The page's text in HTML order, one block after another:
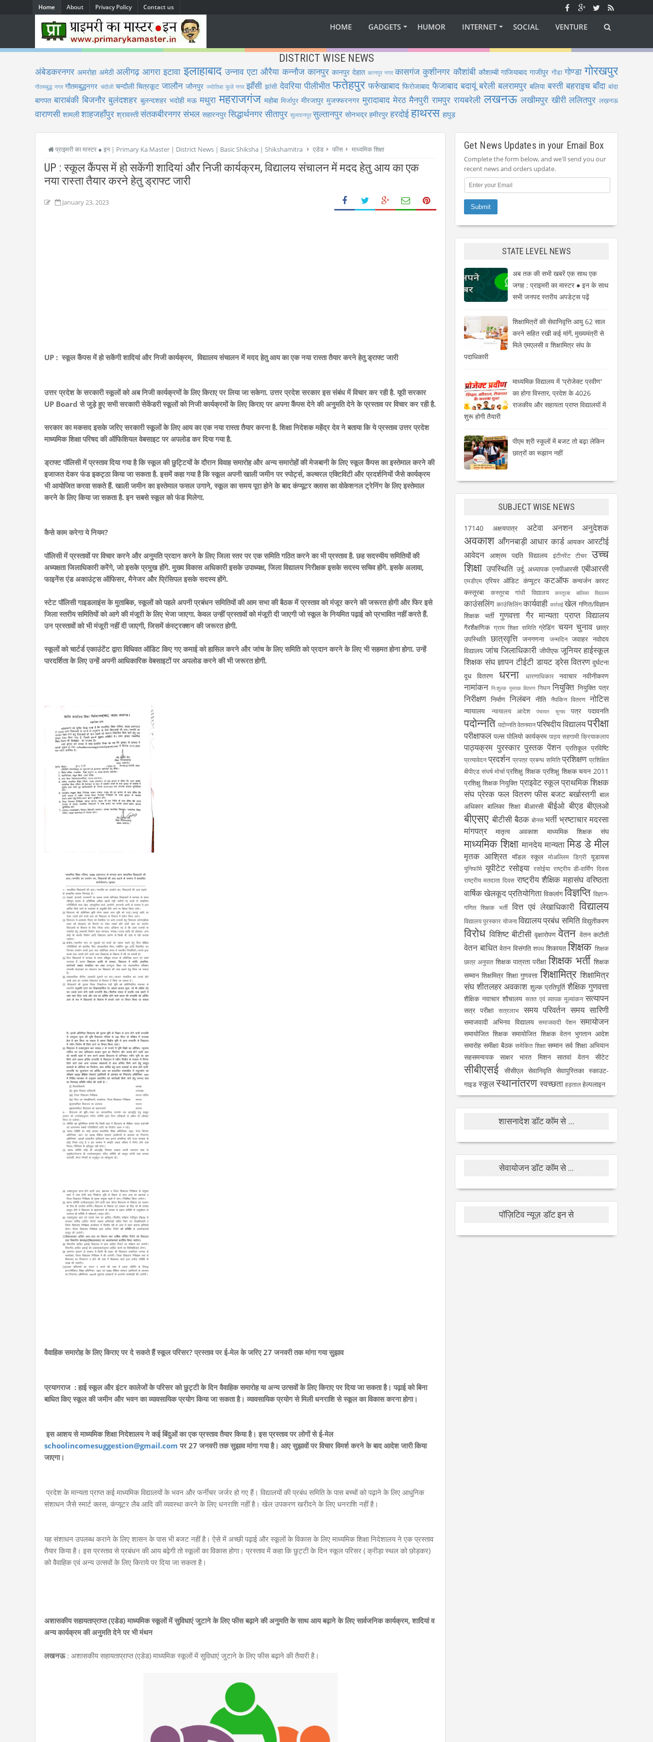
Home About Privacy Policy Contact us
HOME GADGETS HUMOR INTERNET SOCIAL VENTURE
DISTRICT WISE NEWS
अंबेडकरनगर अमरोहा अमेठी अलीगढ़ आगरा इटावा इलाहाबाद उन्नाव एटा औरैया कन्नौज कानपुर कानपुर देहात कानपुर नगर कासगंज कुशीनगर कौशांबी कौशाम्बी गाजियाबाद गाजीपुर गोंडा गोण्डा गोरखपुर
गौतमबुद्ध नगर गौतमबुद्धनगर चंदौली चन्दौली चित्रकूट जालौन जौनपुर ज्योतिबा फुले नगर झाँसी झांसी देवरिया पीलीभीत फतेहपुर फर्रुखाबाद फिरोजाबाद फैजाबाद बदायूं बरेली बलरामपुर बलिया बस्ती बहराइच बाँदा बांदा
बागपत बाराबंकी बिजनौर बुलंदशहर बुलन्दशहर भदोही मऊ मथुरा महराजगंज महोबा मिर्जापुर मीरजापुर मुजफ्फरनगर मुरादाबाद मेरठ मैनपुरी रामपुर रायबरेली लखनऊ लखीमपुर खीरी ललितपुर लख़नऊ
वाराणसी शामली शाहजहाँपुर श्रावस्ती संतकबीरनगर संभल सहारनपुर सिद्धार्थनगर सीतापुर सुलतानपुरसुल्तानपुर सोनभद्र हमीरपुर हरदोई हाथरस हापुड़
प्राइमरी का मास्टर ● इन | Primary Ka Master | District News | Basic Shiksha | Shikshamitra एडेड फीस माध्यमिक शिक्षा
UP : स्कूल कैंपस में हो सकेंगी शादियां और निजी कार्यक्रम, विद्यालय संचालन में मदद हेतु आय का एक
नया रास्ता तैयार करने हेतु ड्राफ्ट जारी
January 23, 2023
UP : स्कूल कैंपस में हो सकेंगी शादियां और निजी कार्यक्रम, विद्यालय संचालन में मदद हेतु आय का एक नया रास्ता तैयार करने हेतु ड्राफ्ट जारी
उत्तर प्रदेश के सरकारी स्कूलों को अब निजी कार्यक्रमों के लिए किराए पर लिया जा सकेगा. उत्तर प्रदेश सरकार इस संबंध में विचार कर रही है. यूपी सरकार
UP Board से जुड़े हुए सभी सरकारी सेकेंडरी स्कूलों को निजी कार्यक्रमों के लिए किराए पर अपना कैंपस देने की अनुमति देने के प्रस्ताव पर विचार कर रही है.
सरकार का मकसद इसके जरिए सरकारी स्कूलों के लिए आय का एक नया रास्ता तैयार करना है. शिक्षा निदेशक महेंद्र देव ने बताया कि ये प्रस्ताव उत्तर प्रदेश
माध्यमिक शिक्षा परिषद की ऑफिशियल वेबसाइट पर अपलोड कर दिया गया है.
ड्राफ्ट पॉलिसी में प्रस्ताव दिया गया है कि स्कूल की छुट्टियों के दौरान विवाह समारोह और अन्य समारोहों की मेजबानी के लिए स्कूल कैंपस का इस्तेमाल करने की
इजाजत देकर फंड इकट्ठा किया जा सकता है. इसमें कहा गया है कि स्कूल अपनी खाली जमीन पर स्पोर्ट्स, कल्चरल एक्टिविटी और प्रदर्शनियों जैसे कार्यक्रम
भी आयोजित करवा सकते हैं. खाली जमीन का इस्तेमाल फसल उगाने, स्कूल का समय पूरा होने के बाद कंप्यूटर क्लास का वोकेशनल ट्रेनिंग के लिए इस्तेमाल
करने के लिए किया जा सकता है. इन सबसे स्कूल को फंड मिलेगा.
कैसे काम करेगा ये नियम?
पॉलिसी में प्रस्तावों पर विचार करने और अनुमति प्रदान करने के लिए जिला स्तर पर एक समिति गठित करने का भी प्रस्ताव है. छह सदस्यीय समितियों की
अध्यक्षता जिलाधिकारी करेंगे, जो इसके प्रमुख होंगे. मुख्य विकास अधिकारी इसके उपाध्यक्ष, जिला विद्यालय निरीक्षक इसके सदस्य सचिव होंगे. इसके अलावा,
फाइनेंस एंड अकाउंट्स ऑफिसर, मैनेजर और प्रिंसिपल इसके सदस्य होंगे.
स्टेट पॉलिसी गाइडलाइंस के मुताबिक, स्कूलों को पहले अपनी प्रबंधन समितियों की आम सभा की बैठक में प्रस्ताव को मंजूर करने की जरूरत होगी और फिर इसे
जिला स्तरीय समितियों को आगे की मंजूरी के लिए भेजा जाएगा. केवल उन्हीं प्रस्तावों को मंजूरी दी जाएगी जो स्कूल के नियमित पढ़ाई को प्रभावित नहीं करते हैं.
उन प्रस्तावों को भी मंजूरी नहीं दी जाएगी, जिसमें कंस्ट्रक्शन की जरूरत होगी.
स्कूलों को चार्टर्ड एकाउंटेंट द्वारा विधिवत ऑडिट किए गए कमाई को हासिल करने और जांच के लिए समिति को प्रदान करने के लिए भी सहमत होना होगा. उन्हें
पारदर्शिता के लिए उन्हें अपनी आधिकारिक वेबसाइटों पर अपलोड करने की भी जरूरत होगी.
वैवाहिक समारोह के लिए किराए पर दे सकते हैं स्कूल परिसर? प्रस्ताव पर ई-मेल के जरिए 27 जनवरी तक मांगा गया सुझाव
प्रयागराज: हाई स्कूल और इंटर कालेजों के परिसर को छुट्टी के दिन वैवाहिक समारोह या अन्य उत्सवों के लिए किराए पर दिया जा सकता है। पढ़ाई को बिना
बाधित किए स्कूल की जमीन और भवन का व्यावसायिक प्रयोग किया जा सकता है। व्यावसायिक प्रयोग से मिली धनराशि से स्कूल का विकास करना होगा।
इस आशय से माध्यमिक शिक्षा निदेशालय ने कई बिंदुओं का एक प्रस्ताव तैयार किया है। इस प्रस्ताव पर लोगों से ई-मेल
schoolincomesuggestion@gmail.com पर 27 जनवरी तक सुझाव मांगा गया है। आए सुझावों पर विचार विमर्श करने के बाद आदेश जारी किया
जाएगा।
प्रदेश के मान्यता प्राप्त कई माध्यमिक विद्यालयों के भवन और फर्नीचर जर्जर हो गए हैं। विद्यालयों की प्रबंध समिति के पास बच्चों को पढ़ाने के लिए आधुनिक
संशाधन जैसे स्मार्ट क्लस, कंप्यूटर लैब आदि की व्यवस्था करने के लिए धनराशि नहीं है। खेल उपकरण खरीदने के लिए धनराशि नहीं है।
यह संशाधन उपलब्ध कराने के लिए शासन के पास भी बजट नहीं है। ऐसे में अच्छी पढ़ाई और स्कूलों के विकास के लिए माध्यमिक शिक्षा निदेशालय ने एक प्रस्ताव
तैयार किया है। इस प्रस्ताव से प्रबंधन की आय बढ़ेगी तो स्कूलों का विकास होगा। प्रस्ताव में कहा कि छुट्टी के दिन स्कूल परिसर ( क्रीड़ा स्थल को छोड़कर)
को वैवाहिक एवं अन्य उत्सवों के लिए किराये पर दिया जा सकता है।
अशासकीय सहायताप्राप्त (एडेड) माध्यमिक स्कूलों में सुविधाएं जुटाने के लिए फीस बढ़ाने की अनुमति के साथ आय बढ़ाने के लिए सार्वजनिक कार्यक्रम, शादियां व
अन्य कार्यक्रम की अनुमति देने पर भी मंथन
लखनऊ: अशासकीय सहायताप्राप्त (एडेड) माध्यमिक स्कूलों में सुविधाएं जुटाने के लिए फीस बढ़ाने की तैयारी है।
Get News Updates in your Email Box
Complete the form below, and we'll send you our
recent news and orders update.
STATE LEVEL NEWS
अब तक की सभी खबरें एक साथ एक
जगह : प्राइमरी का मास्टर ● इन के साथ
सभी जनपद स्तरीय अपडेट्स पढ़ें
शिक्षामित्रों की सेवानिवृत्ति आयु 62 साल
करने सहित रखी कई मांगें, मुख्यमंत्री से
मिले एमएलसी व शिक्षामित्र संघ के
पदाधिकारी
माध्यमिक विद्यालय में 'प्रोजेक्ट प्रवीण'
का होगा विस्तार, प्रदेश के 4026
राजकीय और सहायता प्राप्त विद्यालयों में
शुरू होगी तैयारी
पीएम श्री स्कूलों में बजट तो बढ़ा लेकिन
छात्रों का रूझान नहीं
SUBJECT WISE NEWS
17140 अक्षयपात्र अटेवा अनशन अनुदेशक
अवकाश आँगनबाड़ी आधार कार्ड आयकर आरटीई
आवेदन आश्रम पद्दति विद्यालय इंटीनरेंट टीचर उच्च
शिक्षा उपस्थिति उर्दू अध्यापक एनपीआरसी एबीआरसी
एमडीएम एरियर ऑडिट कंप्यूटर कटऑफ कन्वर्जन कास्ट
कस्तूरबा
कस्तूरबा गांधी विद्यालय कस्तूरबा बालिका विद्यालय
काउंसलिंग काउंसिलिंग कार्यवाही कार्रवाई खेल गणित/विज्ञान
शिक्षक भर्ती
गुणवत्ता गैर मान्यता प्राप्त विद्यालय
गैरशैक्षणिक ग्राम शिक्षा समिति ग्रेडिंग चयन चुनाव छात्र
उपस्थिति छात्रवृत्ति जनगणना जन्मदिन जवाहर नवोदय
विद्यालय जांच जिलाधिकारी जीपीएफ जूनियर हाईस्कूल
शिक्षक संघ ज्ञापन टीईटी डायट ड्रेस वितरण दुर्घटना
दूध वितरण
धरना धारणाधिकार नवाचार नवीनीकरण
नामांकन निःशुल्क पुस्तक वितरण निधन नियुक्ति नियुक्ति पत्र
निरीक्षण निर्माण निलंबन नीति नैपकिन वितरण नोटिस
न्यायालय न्यायालय आदेश पंचायत चुनाव पत्र पदावनति
पदोन्नति पदोन्नति वेतनमानपरिषदीय विद्यालयपरीक्षा
परीक्षाफल पल्स पोलियो कार्यक्रम पाठ्य सहगामी क्रियाकलाप
पाठ्यक्रम पुरस्कार पुस्तक पेंशन प्रतिकूल प्रविष्टि
प्रत्यावेदन प्रदर्शन प्रपत्र प्रबन्ध समिति प्रशिक्षण प्रशिक्षित
बीपीएड संघर्ष मोर्चा प्रशिक्षु शिक्षक प्रशिक्षु शिक्षक चयन 2011
प्रशिक्षु शिक्षक नियुक्ति प्राइवेट स्कूलप्राथमिक शिक्षक
संघ प्रेरक फल वितरण फीस बजट बर्खास्तगी बाल
अधिकार बालिका शिक्षा बीआरसी बीईओ बीएड बीएलओ
बीएसए बीटीसी बैठक बोनस भर्ती भ्रष्टाचार मदरसा
मांगपत्र
मातृत्व अवकाश माध्यमिक शिक्षक संघ
माध्यमिक शिक्षा मानदेय मान्यता मिड डे मील
मृतक आश्रित मॉडल स्कूल मोअल्लिम डिग्री यूडायस
यूनिफॉर्म यूपीटेट रसोइया रसोईया राष्ट्रीय डी-वार्मिंग दिवस
राष्ट्रीय मतदाता दिवस राष्ट्रीय शैक्षिक महासंघ वरिष्ठता
वार्षिक खेलकूद प्रतियोगिता विकलांग विज्ञप्ति विज्ञान-
गणित शिक्षक भर्ती वित्त एवं लेखाधिकारी विद्यालय
विद्यालय पुरस्कार योजनाविद्यालय प्रबंध समिति विद्युतीकरण
विरोध विशिष्ट बीटीसी वृक्षारोपण वेतन वेतन कटौती
वेतन बाधित वेतन विसंगति शपथ शिकायत शिक्षक शिक्षक
छात्र अनुपात शिक्षक पात्रता परीक्षा शिक्षक भर्ती शिक्षक
सम्मान शिक्षमित्र शिक्षा गुणवत्ता शिक्षामित्र शिक्षामित्र
संघ शीतलहर अवकाश शुल्क प्रतिपूर्ति शैक्षिक गुणवत्ता
शैक्षिक नवाचार शौचालय सतत एवं व्यापक मूल्यांकन सत्यापन
सत्र परीक्षा सत्रलाभ समय परिवर्तन समय सारिणी
समाजवादी अभिनव विद्यालय समाजवादी पेंशन समायोजन
समायोजित शिक्षक समायोजित शिक्षक वेतन भुगतान आदेश
समारोह समीक्षा बैठक समेकित शिक्षा सम्मान सर्व शिक्षा अभियान
सहसमन्वयक
साक्षर भारत मिशन सातवां वेतन सीटेट
सीबीएसई सीसीएल सेवानिवृति सेवापुस्तिका स्काउट-
गाइड स्कूलस्थानांतरण स्वच्छता हड़तालहेल्पलाइन
शासनादेश डॉट कॉम से ...
सेवायोजन डॉट कॉम से ...
पॉज़िटिव न्यूज़ डॉट इन से